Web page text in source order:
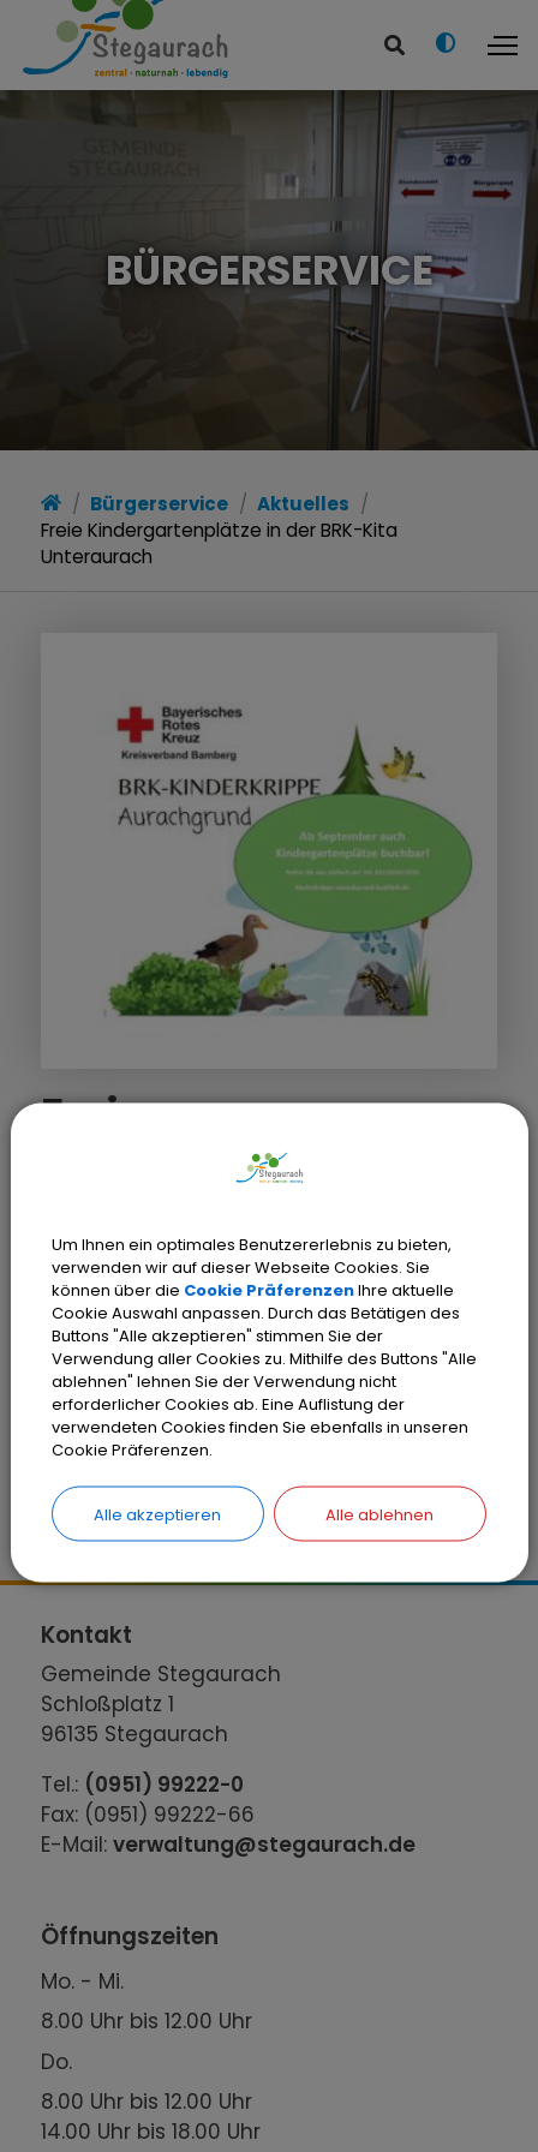
BÜRGERSERVICE
Bürgerservice
Aktuelles
Freie Kindergartenplätze in der BRK-Kita
Unteraurach
Freie
Kindergartenplätze
in Unteraurach sind ab September
auch Kindergartenplätze buchbar.
Anmeldungen telefonisch unter
015202437930 oder per Mail an
kinderkrippe-aurachgrund.ba@brk.de.
Kontakt
Gemeinde Stegaurach
Schloßplatz 1
96135 Stegaurach
Tel.: (0951) 99222-0
Fax: (0951) 99222-66
E-Mail:verwaltung@stegaurach.de
Öffnungszeiten
Mo. - Mi.
8.00 Uhr bis 12.00 Uhr
Do.
8.00 Uhr bis 12.00 Uhr
14.00 Uhr bis 18.00 Uhr
Um Ihnen ein optimales Benutzererlebnis zu bieten,
verwenden wir auf dieser Webseite Cookies. Sie
können über die Cookie PräferenzenIhre aktuelle
Cookie Auswahl anpassen. Durch das Betätigen des
Buttons "Alle akzeptieren" stimmen Sie der
Verwendung aller Cookies zu. Mithilfe des Buttons "Alle
ablehnen" lehnen Sie der Verwendung nicht
erforderlicher Cookies ab. Eine Auflistung der
verwendeten Cookies finden Sie ebenfalls in unseren
Cookie Präferenzen.
Alle akzeptieren Alle ablehnen